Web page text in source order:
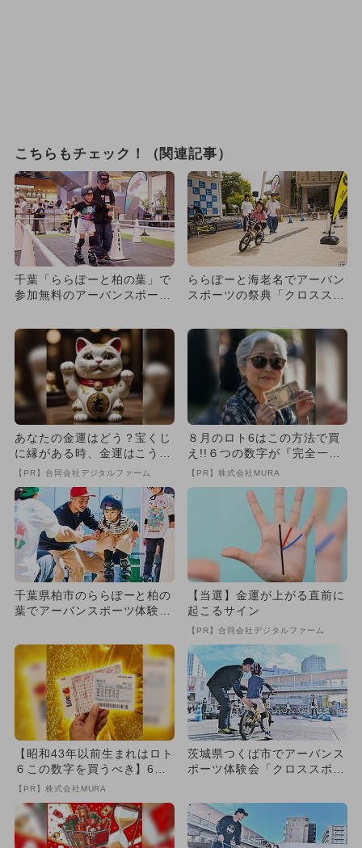
こちらもチェック！（関連記事）
千葉「ららぽーと柏の葉」で
参加無料のアーバンスポーツ
も
ららぽーと海老名でアーバン
スポーツの祭典「クロススポ
料
あなたの金運はどう？宝くじ
に縁がある時、金運はこう変
わる
【PR】合同会社デジタルファーム
８月のロト6はこの方法で買
え!!６つの数字が『完全一
致』する方法
【PR】株式会社MURA
千葉県柏市のららぽーと柏の
葉でアーバンスポーツ体験イ
【当選】金運が上がる直前に
起こるサイン
【PR】合同会社デジタルファーム
【昭和43年以前生まれはロト
６この数字を買うべき】6つ
の数字が「完全一致」する
【PR】株式会社MURA
茨城県つくば市でアーバンス
ポーツ体験会「クロススポー